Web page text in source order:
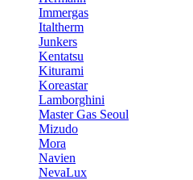
Immergas
Italtherm
Junkers
Kentatsu
Kiturami
Koreastar
Lamborghini
Master Gas Seoul
Mizudo
Mora
Navien
NevaLux